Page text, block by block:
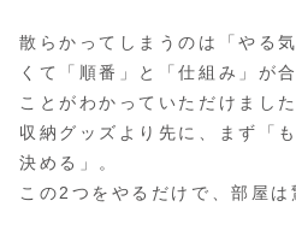
散らかってしまうのは「やる
くて「順番」と「仕組み」が
ことがわかっていただけました
収納グッズより先に、まず「
決める」。
この2つをやるだけで、部屋は